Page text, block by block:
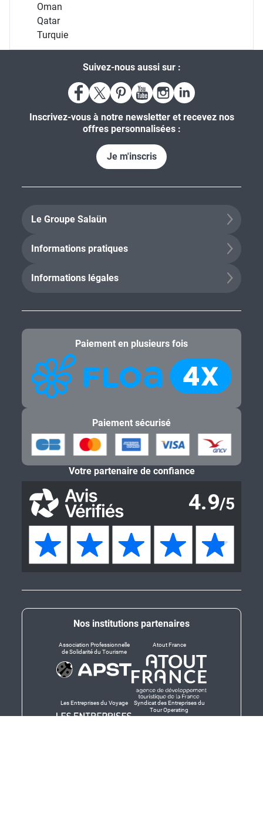
Oman
Qatar
Turquie
Suivez-nous aussi sur :
Inscrivez-vous à notre newsletter et recevez nos
offres personnalisées :
Je m'inscris
Le Groupe Salaün
Informations pratiques
Informations légales
Nos institutions partenaires
Association Professionnelle
de Solidarité du Tourisme
Atout France
Les Entreprises du Voyage
Syndicat des Entreprises du
Tour Operating
Paiement en plusieurs fois
Paiement sécurisé
Votre partenaire de confiance